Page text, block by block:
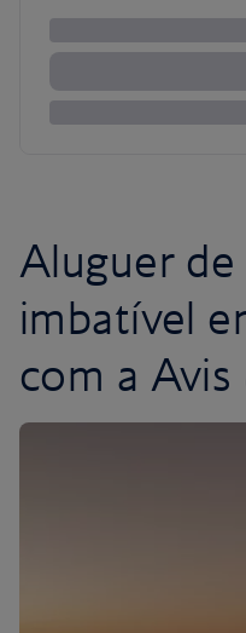
Aluguer
imbatível
com a